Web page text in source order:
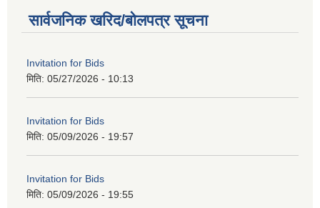
सार्वजनिक खरिद/बोलपत्र सूचना
Invitation for Bids
मिति: 05/27/2026 - 10:13
Invitation for Bids
मिति: 05/09/2026 - 19:57
Invitation for Bids
मिति: 05/09/2026 - 19:55